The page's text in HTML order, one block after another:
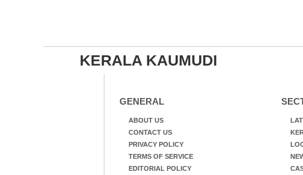
KERALA KAUMUDI
GENERAL
ABOUT US
CONTACT US
PRIVACY POLICY
TERMS OF SERVICE
EDITORIAL POLICY